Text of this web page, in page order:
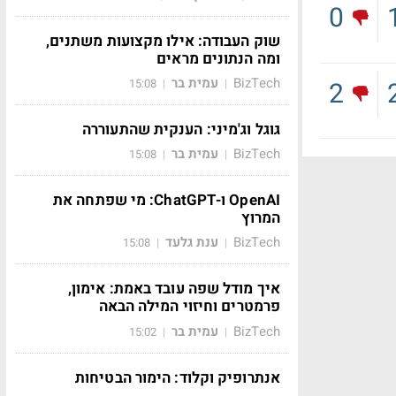
0
2
שוק העבודה: אילו מקצועות משתנים,
ומה הנתונים מראים
BizTech
| עמית בר |
15:08
גוגל וג'מיני: הענקית שהתעוררה
BizTech
| עמית בר |
15:08
OpenAI ו-ChatGPT: מי שפתחה את
המרוץ
BizTech
| ענת גלעד |
15:08
איך מודל שפה עובד באמת: אימון,
פרמטרים וחיזוי המילה הבאה
BizTech
| עמית בר |
15:02
אנתרופיק וקלוד: הימור הבטיחות